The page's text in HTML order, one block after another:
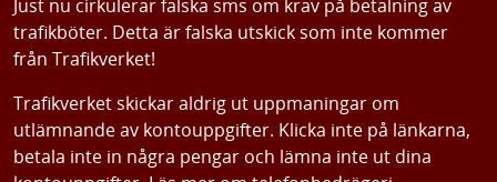
Just nu cirkulerar falska sms om krav på betalning av
trafikböter. Detta är falska utskick som inte kommer
från Trafikverket!
Trafikverket skickar aldrig ut uppmaningar om
utlämnande av kontouppgifter. Klicka inte på länkarna,
betala inte in några pengar och lämna inte ut dina